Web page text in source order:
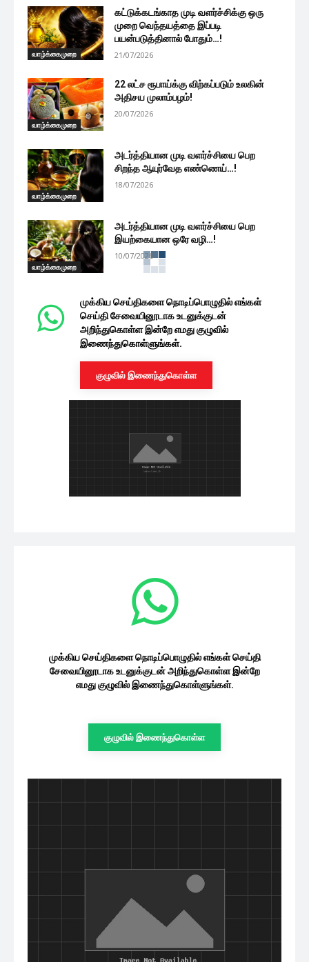
வாழ்க்கைமுறை
கட்டுக்கடங்காத முடி வளர்ச்சிக்கு ஒரு
முறை வெந்தயத்தை இப்படி
பயன்படுத்தினால் போதும்…!
21/07/2026
வாழ்க்கைமுறை
22 லட்ச ரூபாய்க்கு விற்கப்படும் உலகின்
அதிசய முலாம்பழம்!
20/07/2026
வாழ்க்கைமுறை
அடர்த்தியான முடி வளர்ச்சியை பெற
சிறந்த ஆயுர்வேத எண்ணெய்…!
18/07/2026
வாழ்க்கைமுறை
அடர்த்தியான முடி வளர்ச்சியை பெற
இயற்கையான ஒரே வழி…!
10/07/2026
முக்கிய செய்திகளை நொடிப்பொழுதில் எங்கள்
செய்தி சேவையினூடாக உடனுக்குடன்
அறிந்துகொள்ள இன்றே எமது குழுவில்
இணைந்துகொள்ளுங்கள்.
குழுவில் இணைந்துகொள்ள
முக்கிய செய்திகளை நொடிப்பொழுதில் எங்கள் செய்தி
சேவையினூடாக உடனுக்குடன் அறிந்துகொள்ள இன்றே
எமது குழுவில் இணைந்துகொள்ளுங்கள்.
குழுவில் இணைந்துகொள்ள